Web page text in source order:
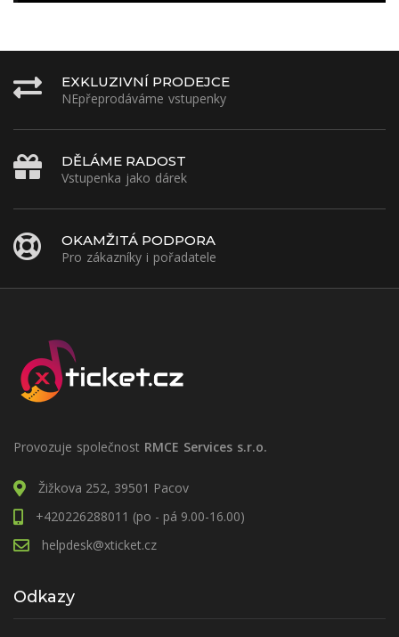
EXKLUZIVNÍ PRODEJCE
NEpřeprodáváme vstupenky
DĚLÁME RADOST
Vstupenka jako dárek
OKAMŽITÁ PODPORA
Pro zákazníky i pořadatele
Provozuje společnost RMCE Services s.r.o.
Žižkova 252, 39501 Pacov
+420226288011 (po - pá 9.00-16.00)
helpdesk@xticket.cz
Odkazy